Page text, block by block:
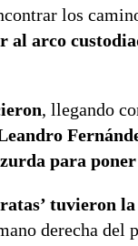
los
al arco
, llegando
para
tuvieron
derecha